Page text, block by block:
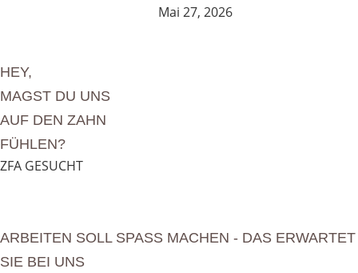
Mai 27, 2026
HEY,
MAGST DU UNS
AUF DEN ZAHN
FÜHLEN?
ZFA GESUCHT
ARBEITEN SOLL SPASS MACHEN - DAS ERWARTET
SIE BEI UNS